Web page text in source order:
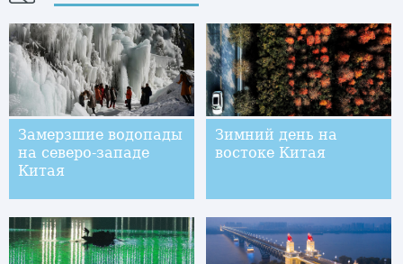
Замерзшие водопады
на северо-западе
Китая
Зимний день на
востоке Китая